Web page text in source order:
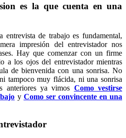
es la que cuenta en una
entrevista de trabajo es fundamental,
impresión del entrevistador nos
Hay que comenzar con un firme
a los ojos del entrevistador mientras
de bienvenida con una sonrisa. No
tampoco muy flácida, ni una sonrisa
anteriores ya vimos Como vestirse
y Como ser convincente en una